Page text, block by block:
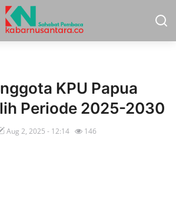
KPU Papua
Periode 2025-2030
Aug 2, 2025 - 12:14 146